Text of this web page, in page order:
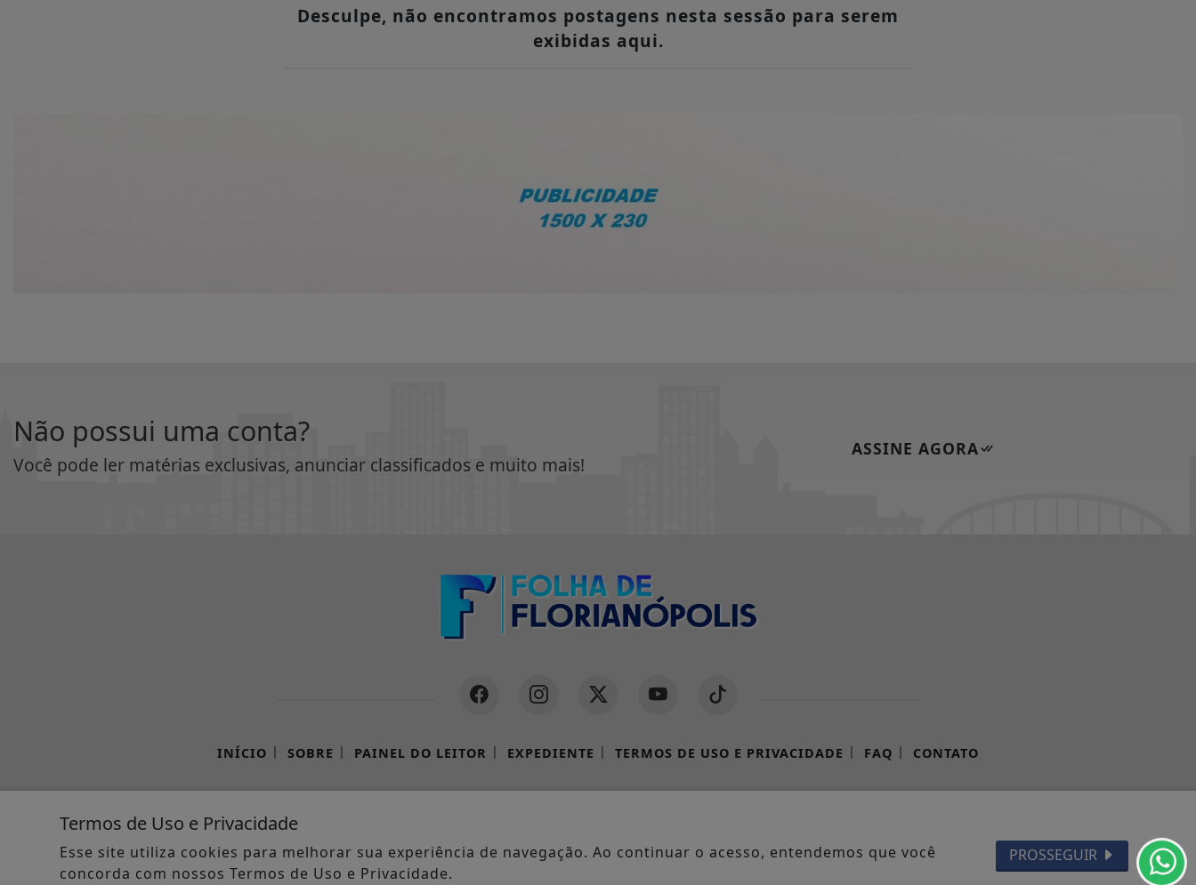
Desculpe, não encontramos postagens nesta sessão para serem
exibidas aqui.
Não possui uma conta?
Você pode ler matérias exclusivas, anunciar classificados e muito mais!
ASSINE AGORA
INÍCIO | SOBRE | PAINEL DO LEITOR | EXPEDIENTE | TERMOS DE USO E PRIVACIDADE | FAQ | CONTATO
Termos de Uso e Privacidade
Esse site utiliza cookies para melhorar sua experiência de navegação. Ao continuar o acesso, entendemos que você
concorda com nossos Termos de Uso e Privacidade.
PROSSEGUIR